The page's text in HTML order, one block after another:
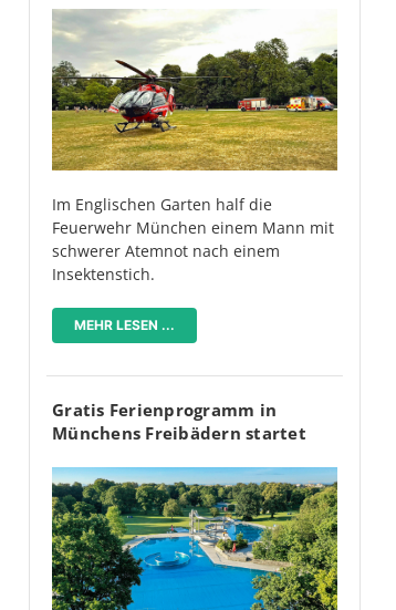
Im Englischen Garten half die
Feuerwehr München einem Mann mit
schwerer Atemnot nach einem
Insektenstich.
MEHR LESEN ...
Gratis Ferienprogramm in
Münchens Freibädern startet